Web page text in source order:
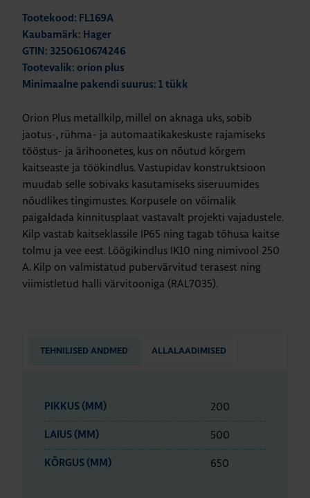
Tootekood: FL169A
Kaubamärk: Hager
GTIN: 3250610674246
Tootevalik: orion plus
Minimaalne pakendi suurus: 1 tükk
Orion Plus metallkilp, millel on aknaga uks, sobib
jaotus-, rühma- ja automaatikakeskuste rajamiseks
tööstus- ja ärihoonetes, kus on nõutud kõrgem
kaitseaste ja töökindlus. Vastupidav konstruktsioon
muudab selle sobivaks kasutamiseks siseruumides
nõudlikes tingimustes. Korpusele on võimalik
paigaldada kinnitusplaat vastavalt projekti vajadustele.
Kilp vastab kaitseklassile IP65 ning tagab tõhusa kaitse
tolmu ja vee eest. Löögikindlus IK10 ning nimivool 250
A. Kilp on valmistatud pubervärvitud terasest ning
viimistletud halli värvitooniga (RAL7035).
TEHNILISED ANDMED ALLALAADIMISED
PIKKUS (MM) 200
LAIUS (MM) 500
KÕRGUS (MM) 650